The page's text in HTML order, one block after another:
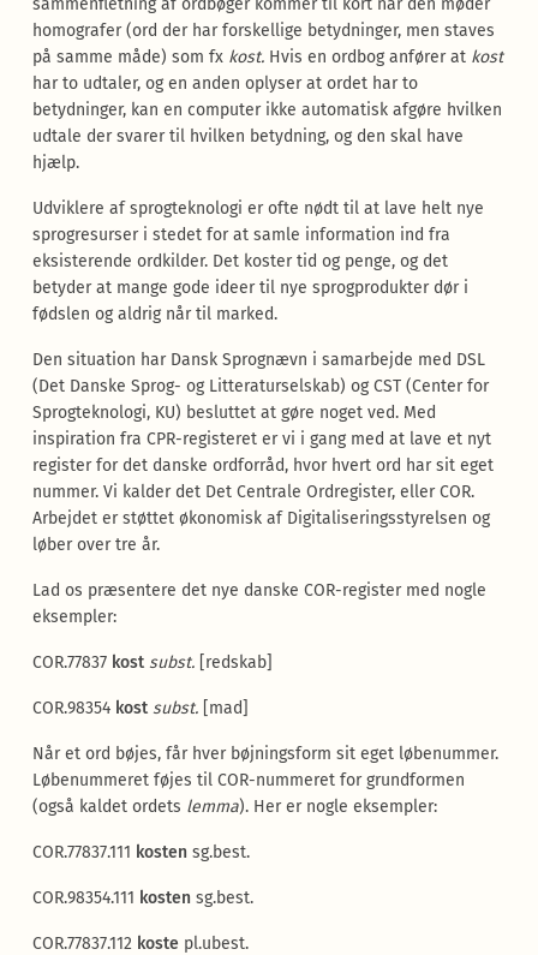
sammenfletning af ordbøger kommer til kort når den møder
homografer (ord der har forskellige betydninger, men staves
på samme måde) som fx kost.Hvis en ordbog anfører at kost
har to udtaler, og en anden oplyser at ordet har to
betydninger, kan en computer ikke automatisk afgøre hvilken
udtale der svarer til hvilken betydning, og den skal have
hjælp.
Udviklere af sprogteknologi er ofte nødt til at lave helt nye
sprogresurser i stedet for at samle information ind fra
eksisterende ordkilder. Det koster tid og penge, og det
betyder at mange gode ideer til nye sprogprodukter dør i
fødslen og aldrig når til marked.
Den situation har Dansk Sprognævn i samarbejde med DSL
(Det Danske Sprog- og Litteraturselskab) og CST (Center for
Sprogteknologi, KU) besluttet at gøre noget ved. Med
inspiration fra CPR-registeret er vi i gang med at lave et nyt
register for det danske ordforråd, hvor hvert ord har sit eget
nummer. Vi kalder det Det Centrale Ordregister, eller COR.
Arbejdet er støttet økonomisk af Digitaliseringsstyrelsen og
løber over tre år.
Lad os præsentere det nye danske COR-register med nogle
eksempler:
COR.77837 kost subst.[redskab]
COR.98354 kost subst.[mad]
Når et ord bøjes, får hver bøjningsform sit eget løbenummer.
Løbenummeret føjes til COR-nummeret for grundformen
(også kaldet ordets lemma). Her er nogle eksempler:
COR.77837.111 kostensg.best.
COR.98354.111 kostensg.best.
COR.77837.112 kostepl.ubest.